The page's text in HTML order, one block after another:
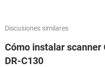
Discusiones similares
Cómo instalar scanner
DR-C130